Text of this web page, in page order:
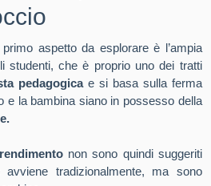
aspetto da esplorare è l’ampia
studenti, che è proprio uno dei tratti
pedagogicae si basa sulla ferma
e la bambina siano in possesso della
non sono quindi suggeriti
tradizionalmente, ma sono